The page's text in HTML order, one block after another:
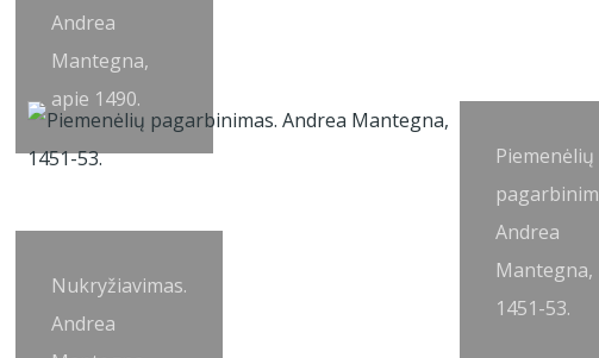
Andrea
Mantegna,
apie 1490.
Piemenėlių
Andrea
Mantegna,
1451-53.
Nukryžiavimas.
Andrea